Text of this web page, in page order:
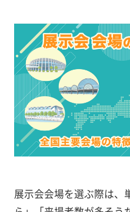
展示会会場を選ぶ際は、